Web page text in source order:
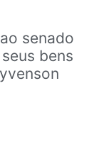
senado
bens